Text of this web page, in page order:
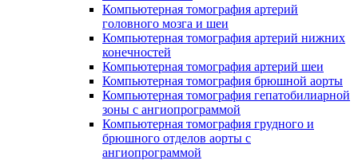
Компьютерная томография артерий
головного мозга и шеи
Компьютерная томография артерий нижних
конечностей
Компьютерная томография артерий шеи
Компьютерная томография брюшной аорты
Компьютерная томография гепатобилиарной
зоны с ангиопрограммой
Компьютерная томография грудного и
брюшного отделов аорты с
ангиопрограммой